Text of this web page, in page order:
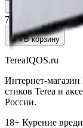
760 ₽
В корзину
TereaIQOS.ru
Интернет-
стиков Terea и
России.
18+ Курение